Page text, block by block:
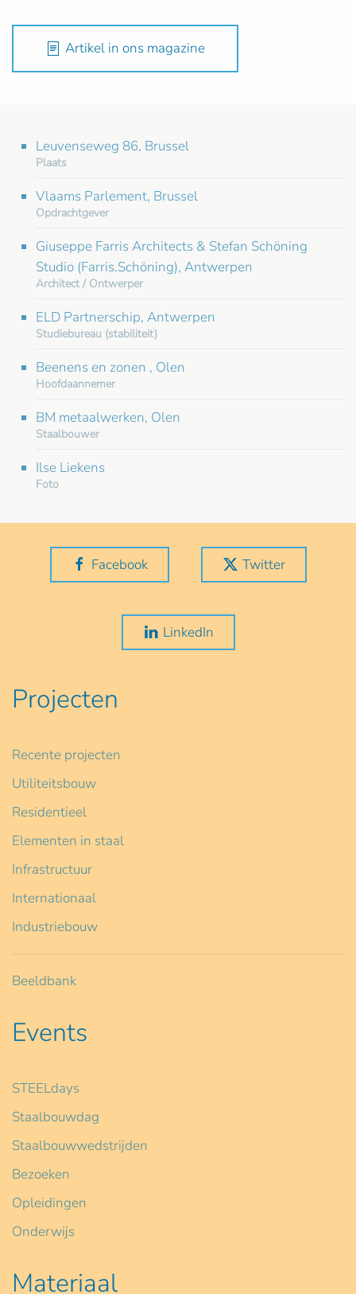
Artikel in ons magazine
Leuvenseweg 86, Brussel
Plaats
Vlaams Parlement, Brussel
Opdrachtgever
Giuseppe Farris Architects & Stefan Schöning
Studio (Farris.Schöning), Antwerpen
Architect / Ontwerper
ELD Partnerschip, Antwerpen
Studiebureau (stabiliteit)
Beenens en zonen , Olen
Hoofdaannemer
BM metaalwerken, Olen
Staalbouwer
Ilse Liekens
Foto
Facebook Twitter
LinkedIn
Projecten
Recente projecten
Utiliteitsbouw
Residentieel
Elementen in staal
Infrastructuur
Internationaal
Industriebouw
Beeldbank
Events
STEELdays
Staalbouwdag
Staalbouwwedstrijden
Bezoeken
Opleidingen
Onderwijs
Materiaal